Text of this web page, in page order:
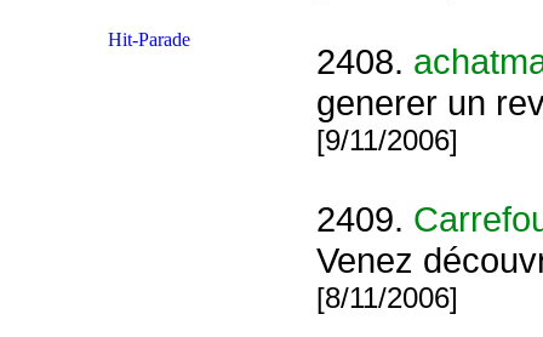
2408.
generer un
[9/11/2006]
2409.
Venez
[8/11/2006]